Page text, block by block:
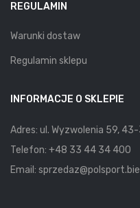
REGULAMIN
Warunki dostaw
Regulamin sklepu
INFORMACJE O SKLEPIE
Adres: ul. Wyzwolenia 59,
Telefon: +48 33 44 34 400
Email: